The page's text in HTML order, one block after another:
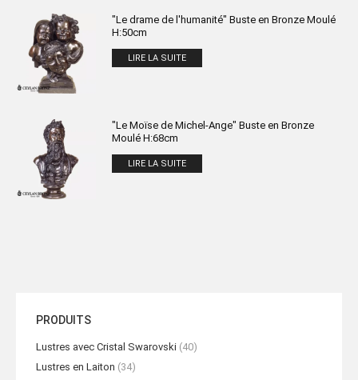
"Le drame de l'humanité" Buste en Bronze Moulé
H:50cm
LIRE LA SUITE
"Le Moïse de Michel-Ange" Buste en Bronze
Moulé H:68cm
LIRE LA SUITE
PRODUITS
Lustres avec Cristal Swarovski (40)
Lustres en Laiton (34)